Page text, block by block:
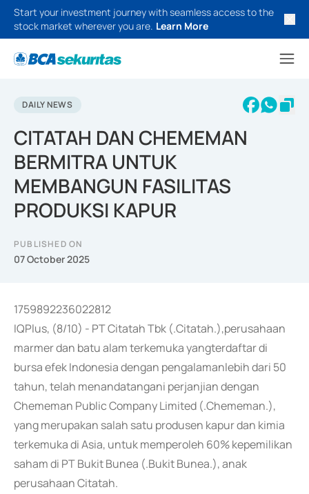
Start your investment journey with seamless access to the
stock market wherever you are. Learn More
DAILY NEWS
CITATAH DAN CHEMEMAN
BERMITRA UNTUK
MEMBANGUN FASILITAS
PRODUKSI KAPUR
PUBLISHED ON
07 October 2025
1759892236022812
IQPlus, (8/10) - PT Citatah Tbk (.Citatah.),perusahaan
marmer dan batu alam terkemuka yangterdaftar di
bursa efek Indonesia dengan pengalamanlebih dari 50
tahun, telah menandatangani perjanjian dengan
Chememan Public Company Limited (.Chememan.),
yang merupakan salah satu produsen kapur dan kimia
terkemuka di Asia, untuk memperoleh 60% kepemilikan
saham di PT Bukit Bunea (.Bukit Bunea.), anak
perusahaan Citatah.